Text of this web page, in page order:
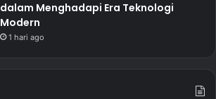
dalam Menghadapi Era Teknologi
Modern
1 hari ago